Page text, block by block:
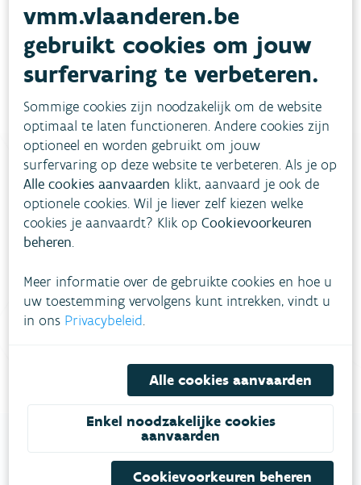
Heb je vragen?
Bekijk het overzicht van
Niet gevonden wat je zocht? Vul ons
contactformulier in.
vmm.vlaanderen.be
gebruikt cookies om jouw
surfervaring te verbeteren.
Sommige cookies zijn noodzakelijk om de website
optimaal te laten functioneren. Andere cookies zijn
optioneel en worden gebruikt om jouw
surfervaring op deze website te verbeteren. Als je op
Alle cookies aanvaarden klikt, aanvaard je ook de
optionele cookies. Wil je liever zelf kiezen welke
cookies je aanvaardt? Klik opCookievoorkeuren
beheren.
Meer informatie over de gebruikte cookies en hoe u
uw toestemming vervolgens kunt intrekken, vindt u
in ons Privacybeleid.
Alle cookies aanvaarden
Enkel noodzakelijke cookies
aanvaarden
Cookievoorkeuren beheren